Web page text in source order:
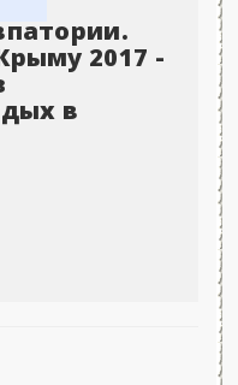
2017 -
в